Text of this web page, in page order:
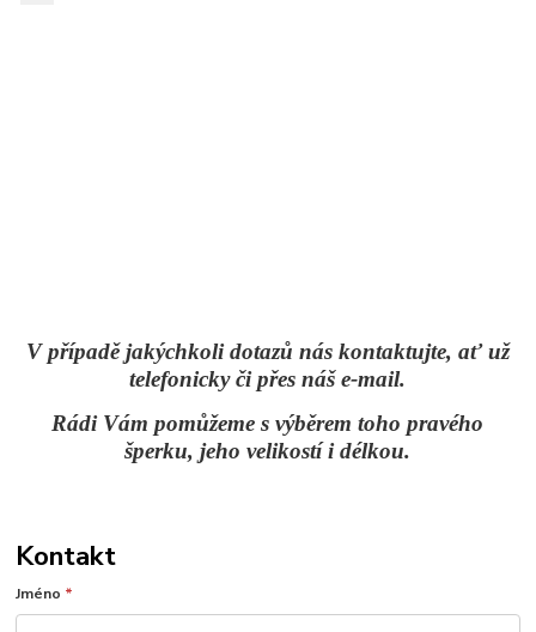
V případě jakýchkoli dotazů nás kontaktujte, ať už
telefonicky či přes náš e-mail.
Rádi Vám pomůžeme s výběrem toho pravého
šperku, jeho velikostí i délkou.
Kontakt
Jméno *